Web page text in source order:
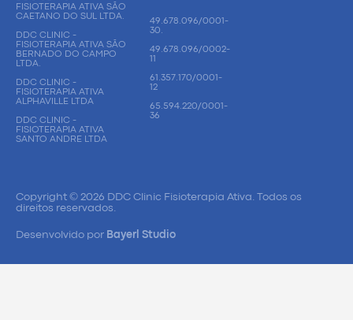
FISIOTERAPIA ATIVA SÃO
CAETANO DO SUL LTDA.
DDC CLINIC -
FISIOTERAPIA ATIVA SÃO
BERNADO DO CAMPO
LTDA.
DDC CLINIC -
FISIOTERAPIA ATIVA
ALPHAVILLE LTDA
DDC CLINIC -
FISIOTERAPIA ATIVA
SANTO ANDRE LTDA
49.678.096/0001-
30.
49.678.096/0002-
11
61.357.170/0001-
12
65.594.220/0001-
36
Copyright © 2026 DDC Clinic Fisioterapia Ativa. Todos os
direitos reservados.
Desenvolvido por Bayerl Studio